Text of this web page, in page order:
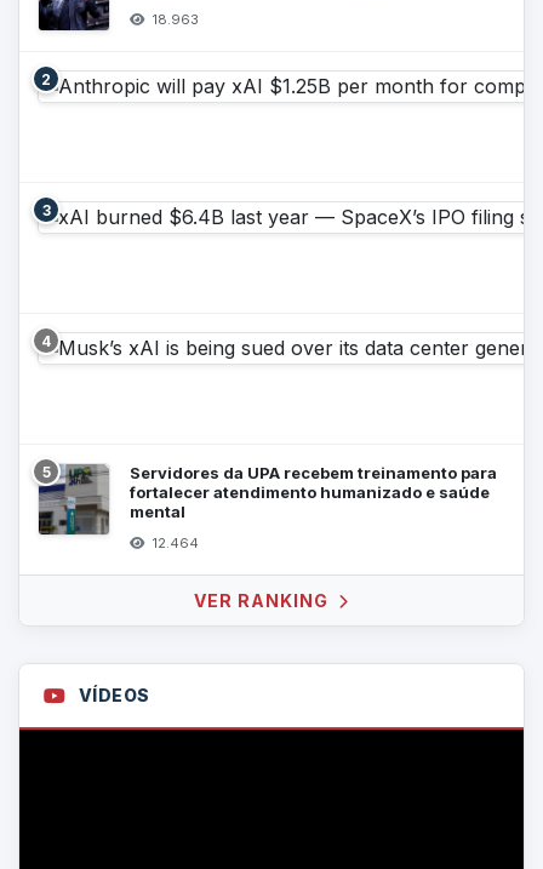
18.963
2
3
4
5
Servidores da UPA recebem treinamento para
fortalecer atendimento humanizado e saúde
mental
12.464
VER RANKING
VÍDEOS